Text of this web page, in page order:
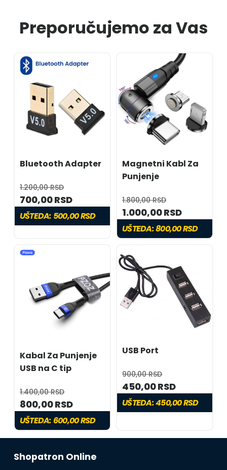
Preporučujemo za Vas
Bluetooth Adapter
1.200,00 RSD
700,00 RSD
UŠTEDA: 500,00 RSD
Magnetni Kabl Za
Punjenje
1.800,00 RSD
1.000,00 RSD
UŠTEDA:800,00 RSD
Kabal Za Punjenje
USB na C tip
1.400,00 RSD
800,00 RSD
UŠTEDA: 600,00 RSD
USB Port
900,00 RSD
450,00 RSD
UŠTEDA:450,00 RSD
Shopatron Online